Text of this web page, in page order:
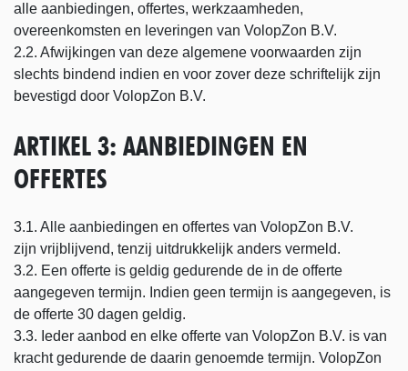
alle aanbiedingen, offertes, werkzaamheden,
overeenkomsten en leveringen van VolopZon B.V.
2.2. Afwijkingen van deze algemene voorwaarden zijn
slechts bindend indien en voor zover deze schriftelijk zijn
bevestigd door VolopZon B.V.
ARTIKEL 3: AANBIEDINGEN EN
OFFERTES
3.1. Alle aanbiedingen en offertes van VolopZon B.V.
zijn vrijblijvend, tenzij uitdrukkelijk anders vermeld.
3.2. Een offerte is geldig gedurende de in de offerte
aangegeven termijn. Indien geen termijn is aangegeven, is
de offerte 30 dagen geldig.
3.3. Ieder aanbod en elke offerte van VolopZon B.V. is van
kracht gedurende de daarin genoemde termijn. VolopZon